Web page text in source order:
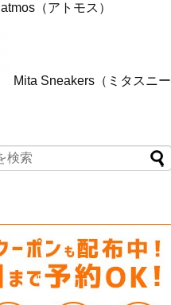
atmos（アトモス）
Mita Sneakers（ミタスニー